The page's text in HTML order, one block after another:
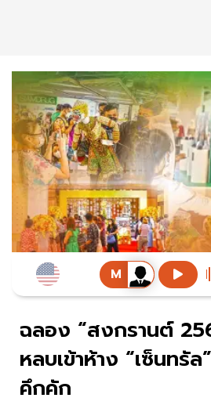
ฉลอง “สงกรานต์
หลบเข้าห้าง “เซ็นทรัล
คึกคัก